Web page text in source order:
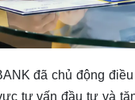
đã chủ động
tư vấn đầu tư và